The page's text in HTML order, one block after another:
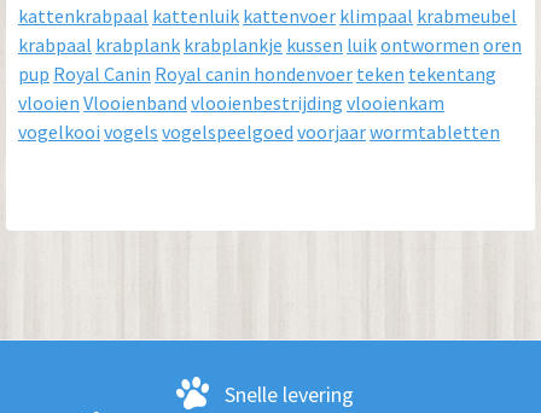
kattenkrabpaal kattenluik kattenvoer klimpaal krabmeubel
krabpaal krabplank krabplankje kussen luikontwormen oren
pup Royal Canin Royal canin hondenvoer teken tekentang
vlooien Vlooienband vlooienbestrijding vlooienkam
vogelkooi vogels vogelspeelgoed voorjaarwormtabletten
Snelle levering